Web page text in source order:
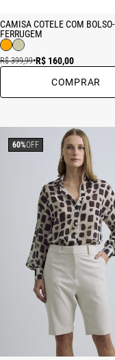
CAMISA COTELE COM BOLSO-
FERRUGEM
R$ 399,99•R$ 160,00
COMPRAR
60%OFF